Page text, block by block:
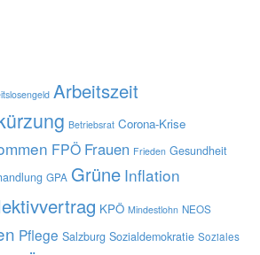
Arbeitszeit
Betriebsrat Corona-Krise
FPÖ Frauen Frieden Gesundheit
GPA Grüne Inflation
KPÖ Mindestlohn NEOS
Pflege Salzburg Sozialdemokratie Soziales